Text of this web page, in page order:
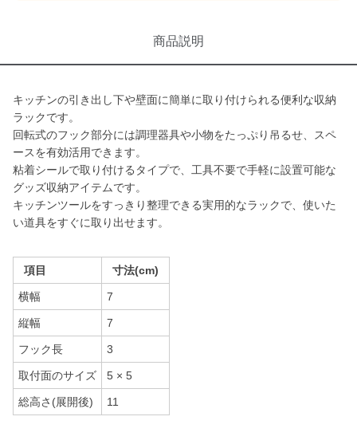
商品説明
キッチンの引き出し下や壁面に簡単に取り付けられる便利な収納
ラックです。
回転式のフック部分には調理器具や小物をたっぷり吊るせ、スペ
ースを有効活用できます。
粘着シールで取り付けるタイプで、工具不要で手軽に設置可能な
グッズ収納アイテムです。
キッチンツールをすっきり整理できる実用的なラックで、使いた
い道具をすぐに取り出せます。
項目 寸法(cm)
横幅 7
縦幅 7
フック長 3
取付面のサイズ 5 × 5
総高さ(展開後) 11